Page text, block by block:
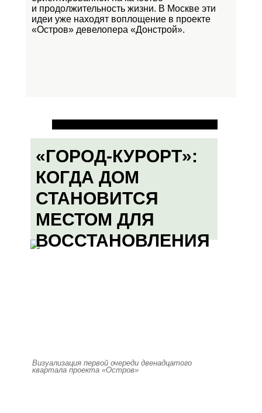
и продолжительность жизни. В Москве эти
идеи уже находят воплощение в проекте
«Остров» девелопера «Донстрой».
«ГОРОД-КУРОРТ»:
КОГДА ДОМ
СТАНОВИТСЯ
МЕСТОМ ДЛЯ
ВОССТАНОВЛЕНИЯ
Визуализация первой очереди двенадцатого
квартала проекта «Остров»